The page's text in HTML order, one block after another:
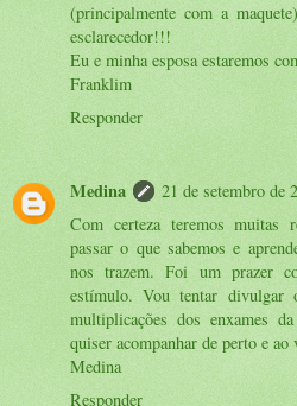
(principalmente com a
esclarecedor!!!
Eu e minha esposa estaremos
Franklim
Responder
Medina
21 de setembro de
Com certeza teremos muitas
passar o que sabemos e
nos trazem. Foi um prazer
estímulo. Vou tentar divulgar
multiplicações dos enxames
quiser acompanhar de perto e
Medina
Responder